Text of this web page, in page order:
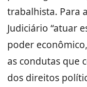
trabalhista. Para
Judiciário “atuar
poder
as condutas que
dos direitos